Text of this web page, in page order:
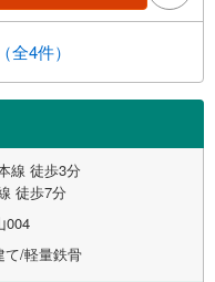
全4件）
線 徒歩3分
徒歩7分
004
て/軽量鉄骨